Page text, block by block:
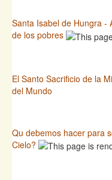
Santa Isabel de Hungra -
de los pobres
El Santo Sacrificio de la
del Mundo
Qu debemos hacer para
Cielo?